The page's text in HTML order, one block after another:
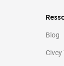
Blog
Civey